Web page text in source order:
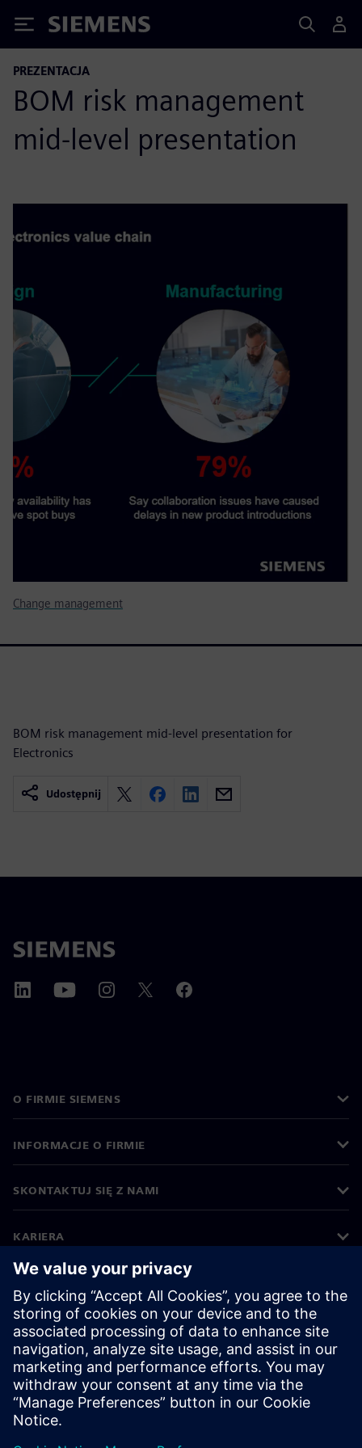
Siemens
PREZENTACJA
BOM risk management
mid-level presentation
Change management
BOM risk management mid-level presentation for
Electronics
Udostępnij
O FIRMIE SIEMENS
INFORMACJE O FIRMIE
SKONTAKTUJ SIĘ Z NAMI
KARIERA
©Siemens 2026
Informacje korporacyjne
Polityka prywatności
Polityka cookies